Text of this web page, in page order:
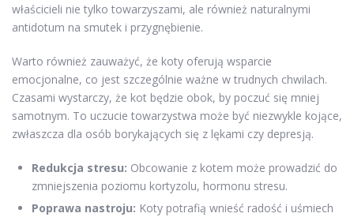
właścicieli nie tylko towarzyszami, ale również naturalnymi
antidotum na smutek i przygnębienie.
Warto również zauważyć, że koty oferują wsparcie
emocjonalne, co jest szczególnie ważne w trudnych chwilach.
Czasami wystarczy, że kot będzie obok, by poczuć się mniej
samotnym. To uczucie towarzystwa może być niezwykle kojące,
zwłaszcza dla osób borykających się z lękami czy depresją.
Redukcja stresu: Obcowanie z kotem może prowadzić do
zmniejszenia poziomu kortyzolu, hormonu stresu.
Poprawa nastroju: Koty potrafią wnieść radość i uśmiech